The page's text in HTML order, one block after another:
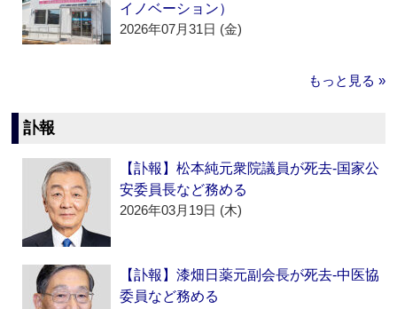
イノベーション）
2026年07月31日 (金)
もっと見る »
訃報
【訃報】松本純元衆院議員が死去‐国家公
安委員長など務める
2026年03月19日 (木)
【訃報】漆畑日薬元副会長が死去‐中医協
委員など務める